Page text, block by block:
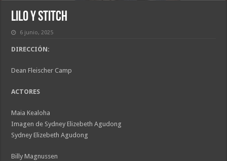
Lilo y Stitch
6 junio, 2025
DIRECCIÓN:
Dean Fleischer Camp
ACTORES
Maia Kealoha
Imagen de Sydney Elizebeth Agudong
Sydney Elizebeth Agudong
Billy Magnussen